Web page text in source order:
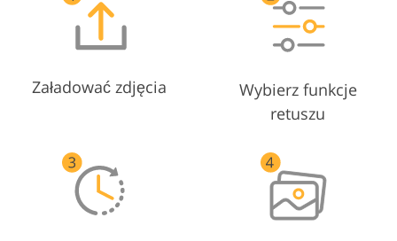
Załadować zdjęcia
Wybierz funkcje
retuszu